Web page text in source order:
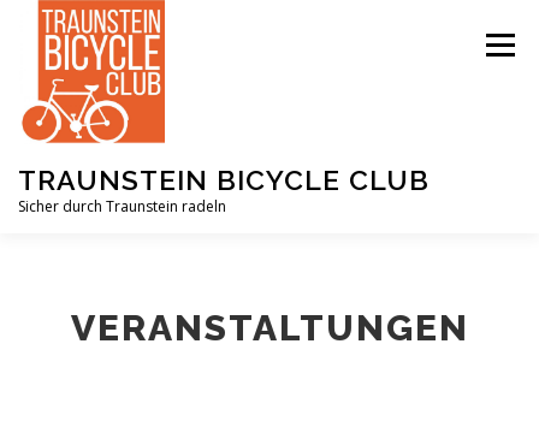
springen
TRAUNSTEIN BICYCLE CLUB
Sicher durch Traunstein radeln
Menü
VERANSTALTUNGEN